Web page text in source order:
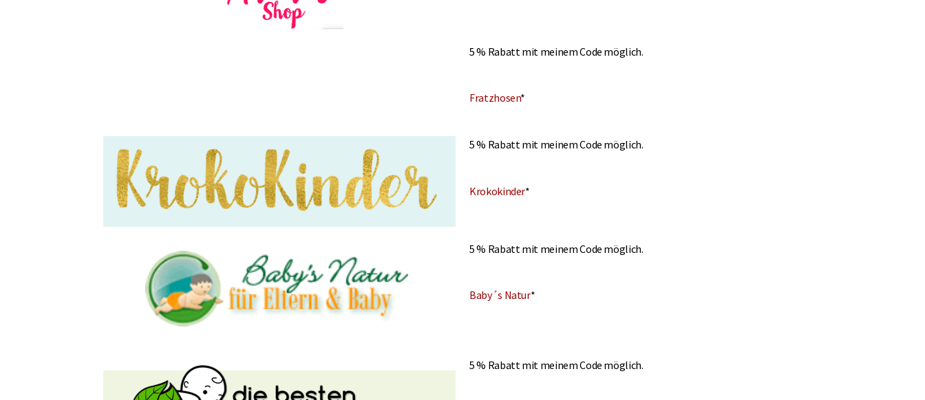
5 % Rabatt mit meinem Code möglich.
Fratzhosen*
5 % Rabatt mit meinem Code möglich.
Krokokinder*
5 % Rabatt mit meinem Code möglich.
Baby´s Natur*
5 % Rabatt mit meinem Code möglich.